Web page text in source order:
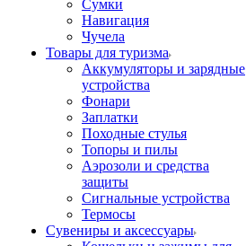
Сумки
Навигация
Чучела
Товары для туризма
Аккумуляторы и зарядные
устройства
Фонари
Заплатки
Походные стулья
Топоры и пилы
Аэрозоли и средства
защиты
Сигнальные устройства
Термосы
Сувениры и аксессуары